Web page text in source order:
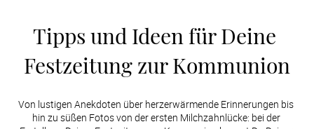
Tipps und Ideen für Deine
Festzeitung zur Kommunion
Von lustigen Anekdoten über herzerwärmende Erinnerungen bis
hin zu süßen Fotos von der ersten Milchzahnlücke: bei der